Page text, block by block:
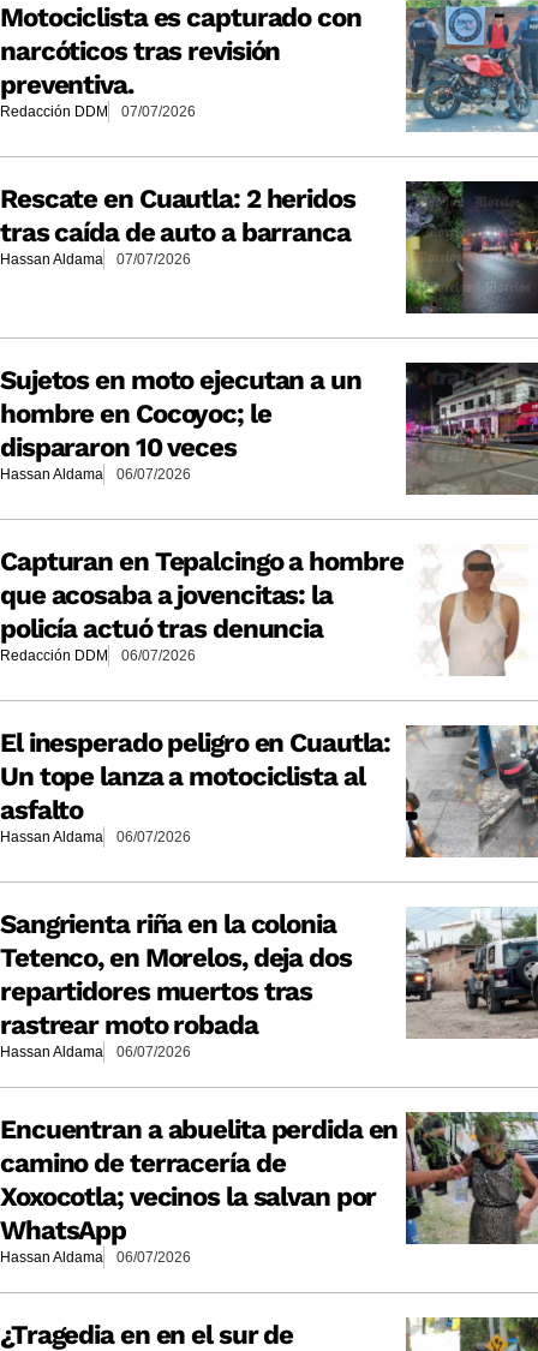
Motociclista es capturado con
narcóticos tras revisión
preventiva.
Redacción DDM 07/07/2026
Rescate en Cuautla: 2 heridos
tras caída de auto a barranca
Hassan Aldama 07/07/2026
Sujetos en moto ejecutan a un
hombre en Cocoyoc; le
dispararon 10 veces
Hassan Aldama 06/07/2026
Capturan en Tepalcingo a hombre
que acosaba a jovencitas: la
policía actuó tras denuncia
Redacción DDM 06/07/2026
El inesperado peligro en Cuautla:
Un tope lanza a motociclista al
asfalto
Hassan Aldama 06/07/2026
Sangrienta riña en la colonia
Tetenco, en Morelos, deja dos
repartidores muertos tras
rastrear moto robada
Hassan Aldama 06/07/2026
Encuentran a abuelita perdida en
camino de terracería de
Xoxocotla; vecinos la salvan por
WhatsApp
Hassan Aldama 06/07/2026
¿Tragedia en en el sur de